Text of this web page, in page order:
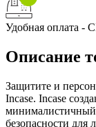
Удобная оплата -
Описание
Защитите и
Incase. Incasе
минималистичный
безопасности для